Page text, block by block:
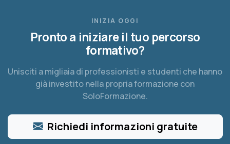
INIZIA OGGI
Pronto a iniziare il tuo percorso
formativo?
Unisciti a migliaia di professionisti e studenti che hanno
già investito nella propria formazione con
SoloFormazione.
Richiedi informazioni gratuite